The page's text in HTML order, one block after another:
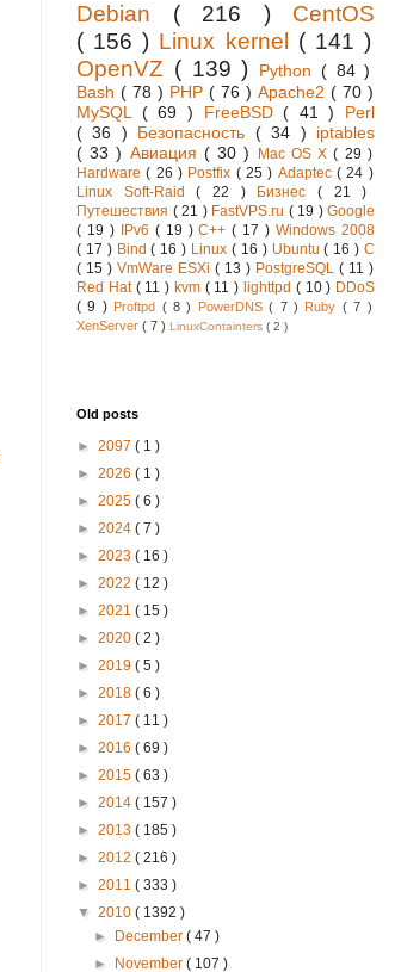
Debian ( 216 ) CentOS
( 156 ) Linux kernel ( 141 )
OpenVZ ( 139 ) Python ( 84 )
Bash ( 78 ) PHP ( 76 ) Apache2 ( 70 )
MySQL ( 69 ) FreeBSD( 41 ) Perl
( 36 ) Безопасность ( 34 ) iptables
( 33 ) Авиация ( 30 ) Mac OS X( 29 )
Hardware( 26 ) Postfix ( 25 ) Adaptec( 24 )
Linux Soft-Raid( 22 ) Бизнес( 21 )
Путешествия ( 21 ) FastVPS.ru ( 19 ) Google
( 19 )
IPv6 ( 19 )C++( 17 )Windows 2008
( 17 ) Bind( 16 ) Linux ( 16 ) Ubuntu( 16 )C
( 15 ) VmWare ESXi ( 13 ) PostgreSQL ( 11 )
Red Hat ( 11 ) kvm ( 11 ) lighttpd ( 10 ) DDoS
( 9 ) Proftpd ( 8 ) PowerDNS( 7 ) Ruby ( 7 )
XenServer ( 7 ) LinuxContainters ( 2 )
Old posts
► 2097 ( 1 )
► 2026 ( 1 )
► 2025 ( 6 )
► 2024 ( 7 )
► 2023 ( 16 )
► 2022 ( 12 )
► 2021 ( 15 )
► 2020 ( 2 )
► 2019 ( 5 )
► 2018 ( 6 )
► 2017 ( 11 )
► 2016 ( 69 )
► 2015 ( 63 )
► 2014 ( 157 )
► 2013 ( 185 )
► 2012 ( 216 )
► 2011 ( 333 )
▼ 2010 ( 1392 )
►
December( 47 )
►
November( 107 )